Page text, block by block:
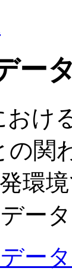
ータ
おけ
の関
環
デー
デー